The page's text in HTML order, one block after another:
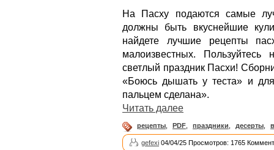
На Пасху подаются самые
должны быть вкуснейшие
найдете лучшие рецепты
малоизвестных.
светлый праздник Пасхи!
«Боюсь дышать у теста» и
пальцем сделана».
Читать далее
рецепты, PDF, праздники, десерты,
gefexi 04/04/25 Просмотров: 1765